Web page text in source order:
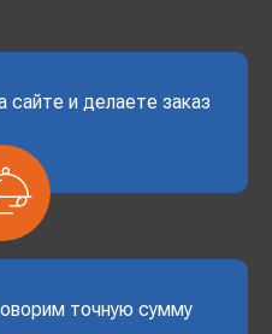
сайте и делаете заказ
точную сумму